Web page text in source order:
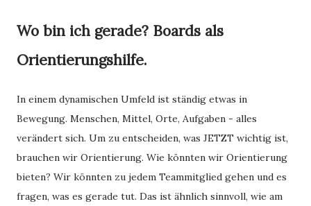
Wo bin ich gerade? Boards als
Orientierungshilfe.
In einem dynamischen Umfeld ist ständig etwas in
Bewegung. Menschen, Mittel, Orte, Aufgaben - alles
verändert sich. Um zu entscheiden, was JETZT wichtig ist,
brauchen wir Orientierung. Wie könnten wir Orientierung
bieten? Wir könnten zu jedem Teammitglied gehen und es
fragen, was es gerade tut. Das ist ähnlich sinnvoll, wie am